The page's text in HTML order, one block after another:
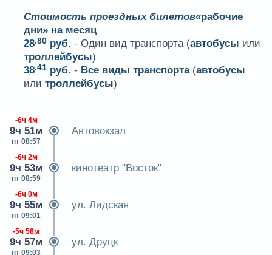
Стоимость проездных билетов«рабочие
дни» на месяц
28.80 руб. - Один вид транспорта (автобусы или
троллейбусы)
38.41 руб. - Все виды транспорта(автобусы
илитроллейбусы)
-6ч 4м
9ч 51м
пт 08:57
Автовокзал
-6ч 2м
9ч 53м
пт 08:59
кинотеатр "Восток"
-6ч 0м
9ч 55м
пт 09:01
ул. Лидская
-5ч 58м
9ч 57м
пт 09:03
ул. Друцк